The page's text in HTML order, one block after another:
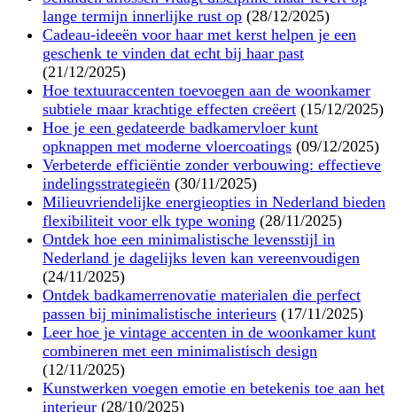
lange termijn innerlijke rust op (28/12/2025)
Cadeau-ideeën voor haar met kerst helpen je een
geschenk te vinden dat echt bij haar past
(21/12/2025)
Hoe textuuraccenten toevoegen aan de woonkamer
subtiele maar krachtige effecten creëert (15/12/2025)
Hoe je een gedateerde badkamervloer kunt
opknappen met moderne vloercoatings (09/12/2025)
Verbeterde efficiëntie zonder verbouwing: effectieve
indelingsstrategieën (30/11/2025)
Milieuvriendelijke energieopties in Nederland bieden
flexibiliteit voor elk type woning (28/11/2025)
Ontdek hoe een minimalistische levensstijl in
Nederland je dagelijks leven kan vereenvoudigen
(24/11/2025)
Ontdek badkamerrenovatie materialen die perfect
passen bij minimalistische interieurs (17/11/2025)
Leer hoe je vintage accenten in de woonkamer kunt
combineren met een minimalistisch design
(12/11/2025)
Kunstwerken voegen emotie en betekenis toe aan het
interieur (28/10/2025)